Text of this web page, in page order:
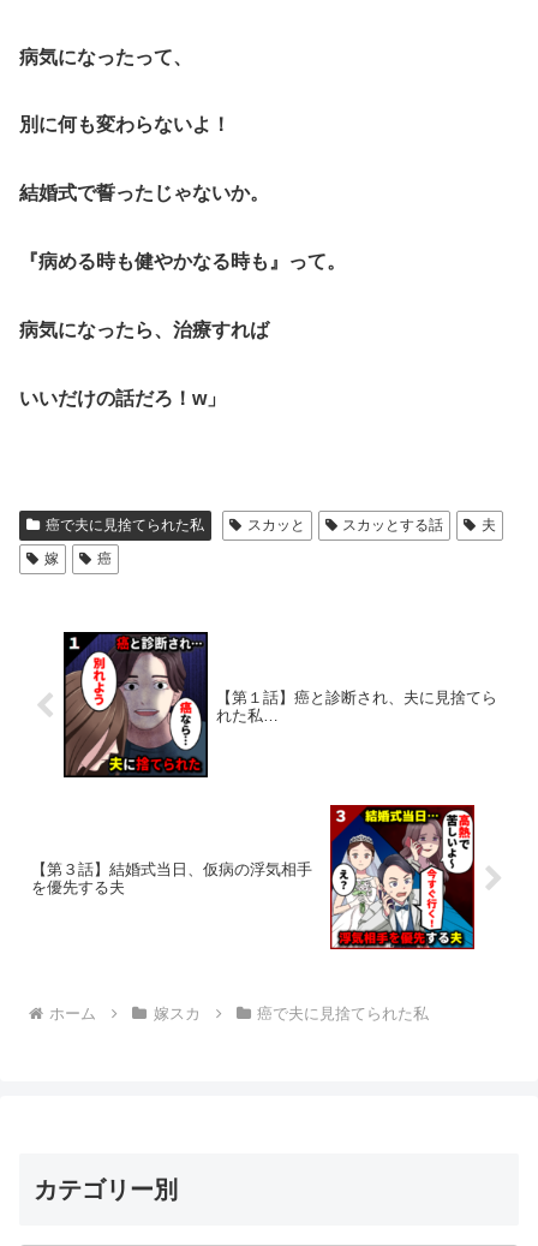
病気になったって、
別に何も変わらないよ！
結婚式で誓ったじゃないか。
『病める時も健やかなる時も』って。
病気になったら、治療すれば
いいだけの話だろ！w」
癌で夫に見捨てられた私 スカッと スカッとする話
夫
嫁
癌
【第１話】癌と診断され、夫に見捨てら
れた私…
【第３話】結婚式当日、仮病の浮気相手
を優先する夫
ホーム 嫁スカ 癌で夫に見捨てられた私
カテゴリー別